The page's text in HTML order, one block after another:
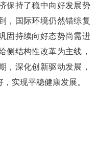
持了稳中向好发展势
，国际环境仍然错综复
固持续向好态势尚需进
侧结构性改革为主线，
，深化创新驱动发展，
实现平稳健康发展。